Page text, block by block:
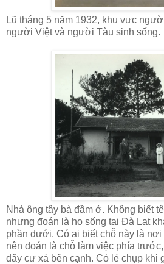
Lũ tháng 5 năm 1932, khu vực
người Việt và người Tàu sinh sống.
Nhà ông tây bà đầm ở. Không biết
nhưng đoán là họ sống tại Đà Lạt
phần dưới. Có ai biết chỗ này là nơi
nên đoán là chỗ làm việc phía
dãy cư xá bên cạnh. Có lẻ chụp khi